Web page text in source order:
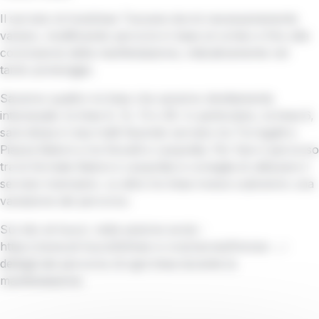
Il servizio di Autolinee Toscane dovrà necessariamente
variare, modificando percorsi in base al corteo e fino alla
conclusione della manifestazione, indicativamente nel
tardo pomeriggio.
Saranno quattro le linee che saranno direttamente
interessate: le linee 6, 12, 13 e 39. In particolare, la linea 6,
sarà divisa in due tratti facendo servizio tra Torregalli e
Piazza Batoni e tra Novelli e Leopolda. Per fare il percorso
tra le fermate Batoni e Leopolda si consiglia di utilizzare il
servizio tramviario. Le altre tre linee invece subiranno una
variazione del percorso.
Sul sito at-bus.it, nella sezione avvisi -
https://www.at-bus.it/it/linee-e-orari/avvisi/firenze
dettagli del percorso di ogni linea durante la
manifestazione.